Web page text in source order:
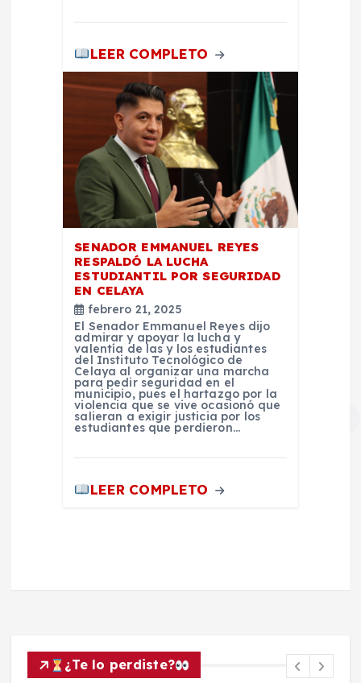
LEER COMPLETO
SENADOR EMMANUEL REYES
RESPALDÓ LA LUCHA
ESTUDIANTIL POR SEGURIDAD
EN CELAYA
febrero 21, 2025
El Senador Emmanuel Reyes dijo
admirar y apoyar la lucha y
valentía de las y los estudiantes
del Instituto Tecnológico de
Celaya al organizar una marcha
para pedir seguridad en el
municipio, pues el hartazgo por la
violencia que se vive ocasionó que
salieran a exigir justicia por los
estudiantes que perdieron…
LEER COMPLETO
¿Te lo perdiste?